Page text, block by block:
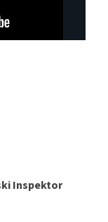
Inspektor